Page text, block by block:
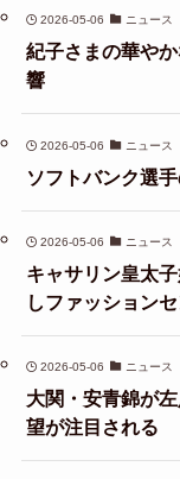
2026-05-06 ニュース
紀子さまの華や
響
2026-05-06 ニュース
ソフトバンク選
2026-05-06 ニュース
キャサリン皇太
しファッション
2026-05-06 ニュース
大関・安青錦が
望が注目される